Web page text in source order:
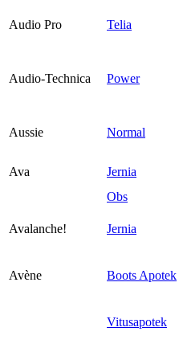
Audio Pro Telia
Audio-Technica Power
Aussie Normal
Ava
Jernia
Obs
Avalanche! Jernia
Avène Boots Apotek
Vitusapotek